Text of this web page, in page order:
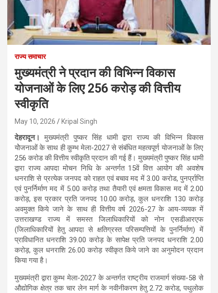
राज्य समाचार
मुख्यमंत्री ने प्रदान की विभिन्न विकास
योजनाओं के लिए 256 करोड़ की वित्तीय
स्वीकृति
May 10, 2026 Kripal Singh
देहरादून। मुख्यमंत्री पुष्कर सिंह धामी द्वारा राज्य की विभिन्न विकास
योेजनाओं के साथ ही कुम्भ मेला-2027 से संबंधित महत्वपूर्ण योजनाओं के लिए
256 करोड की वित्तीय स्वीकृति प्रदान की गई हैं। मुख्यमंत्री पुष्कर सिंह धामी
द्वारा राज्य आपदा मोचन निधि के अन्तर्गत 15वें वित्त आयोग की अवशेष
धनराशि से प्रत्येक जनपद को राहत एवं बचाव मद में 3.00 करोड, पुनर्प्राप्ति
एवं पुनर्निर्माण मद में 5.00 करोड़ तथा तैयारी एवं क्षमता विकास मद में 2.00
करोड़, इस प्रकार प्रति जनपद 10.00 करोड़, कुल धनराशि 130 करोड़
अवमुक्त किये जाने के साथ ही वित्तीय वर्ष 2026-27 के आय-व्ययक में
उत्तराखण्ड राज्य में समस्त जिलाधिकारियों को नोन एसडीआरएफ
(जिलाधिकारियों हेतु आपदा से क्षतिग्रस्त परिसम्पत्तियों के पुनर्निर्माण) में
प्राविधानित धनराशि 39.00 करोड़ के सापेक्ष प्रति जनपद धनराशि 2.00
करोड़, कुल धनराशि 26.00 करोड़ स्वीकृत किये जाने का अनुमोदन प्रदान
किया गया है।
मुख्यमंत्री द्वारा कुम्भ मेला-2027 के अन्तर्गत राष्ट्रीय राजमार्ग संख्या-58 से
औद्योगिक क्षेत्र तक चार लेन मार्ग के नवीनीकरण हेतु 2.72 करोड, पथुलोक